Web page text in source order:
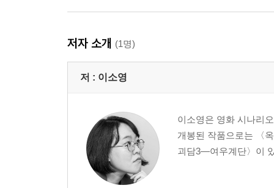
저자 소개 (1명)
저 : 이소영
이소영은 영화 시나리
개봉된 작품으로는 〈
괴담3―여우계단〉이